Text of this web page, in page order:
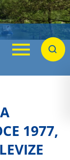
Menu
1977,